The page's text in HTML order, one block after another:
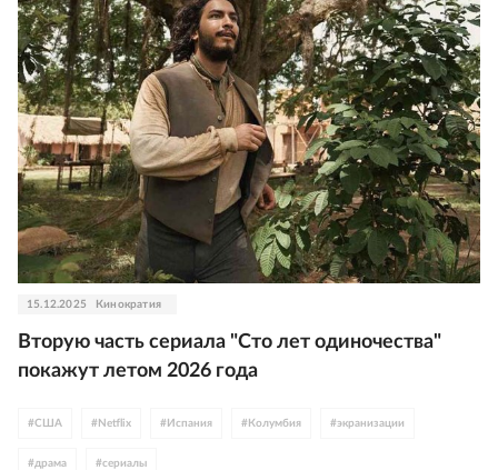
15.12.2025 Кинократия
Вторую часть сериала "Сто лет одиночества"
покажут летом 2026 года
#США # Netflix # Испания # Колумбия #экранизации
# драма #сериалы